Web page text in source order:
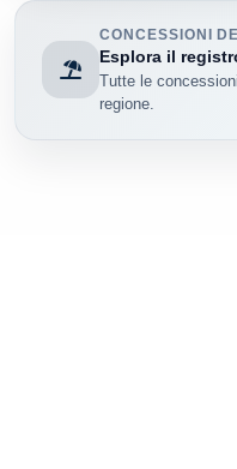
CONCESSIONI
Esplora il
Tutte le
regione.